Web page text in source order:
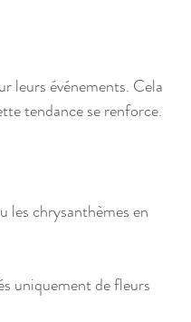
leurs événements. Cela
tendance se renforce.
les chrysanthèmes en
uniquement de fleurs